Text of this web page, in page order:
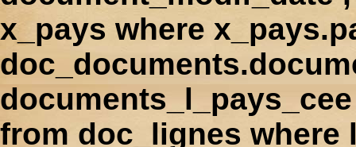
x_pays where
from doc_lignes where